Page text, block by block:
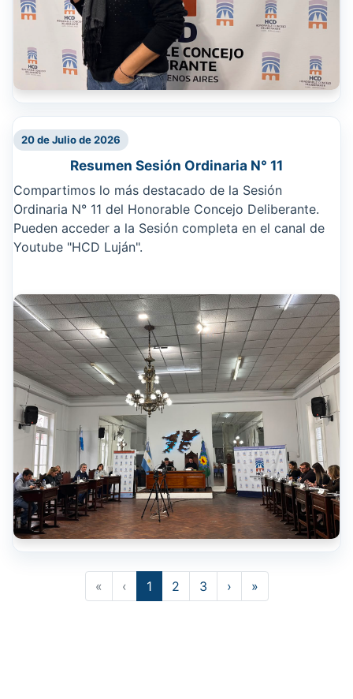
20 de Julio de 2026
Resumen Sesión Ordinaria N° 11
Compartimos lo más destacado de la Sesión
Ordinaria N° 11 del Honorable Concejo Deliberante.
Pueden acceder a la Sesión completa en el canal de
Youtube "HCD Luján".
« ‹ 1 2 3 › »